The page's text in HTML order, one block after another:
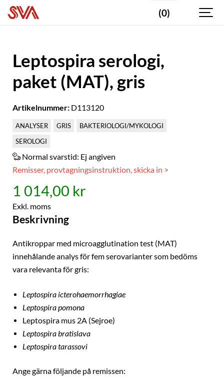
(0)
Leptospira serologi,
paket (MAT), gris
Artikelnummer: D113120
ANALYSER GRIS
BAKTERIOLOGI/MYKOLOGI
SEROLOGI
Normal svarstid: Ej angiven
Remisser, provtagningsinstruktion, skicka in >
1 014,00 kr
Exkl. moms
Beskrivning
Antikroppar med microagglutination test (MAT)
innehålande analys för fem serovarianter som bedöms
vara relevanta för gris:
Leptospira icterohaemorrhagiae
Leptospira pomona
Leptospira mus 2A (Sejroe)
Leptospira bratislava
Leptospira tarassovi
Ange gärna följande på remissen: